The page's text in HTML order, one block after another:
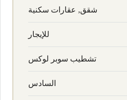
شقق, عقارات سكنية
للإيجار
تشطيب سوبر لوكس
السادس